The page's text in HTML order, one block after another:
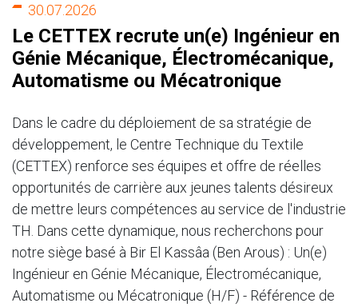
30.07.2026
Le CETTEX recrute un(e) Ingénieur en
Génie Mécanique, Électromécanique,
Automatisme ou Mécatronique
Dans le cadre du déploiement de sa stratégie de
développement, le Centre Technique du Textile
(CETTEX) renforce ses équipes et offre de réelles
opportunités de carrière aux jeunes talents désireux
de mettre leurs compétences au service de l'industrie
TH. Dans cette dynamique, nous recherchons pour
notre siège basé à Bir El Kassâa (Ben Arous) : Un(e)
Ingénieur en Génie Mécanique, Électromécanique,
Automatisme ou Mécatronique (H/F) - Référence de